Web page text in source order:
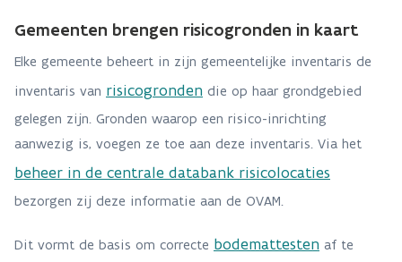
Gemeenten brengen risicogronden in kaart
Elke gemeente beheert in zijn gemeentelijke inventaris de
inventaris van risicogronden die op haar grondgebied
gelegen zijn. Gronden waarop een risico-inrichting
aanwezig is, voegen ze toe aan deze inventaris. Via het
beheer in de centrale databank risicolocaties
bezorgen zij deze informatie aan de OVAM.
Dit vormt de basis om correcte bodemattesten af te